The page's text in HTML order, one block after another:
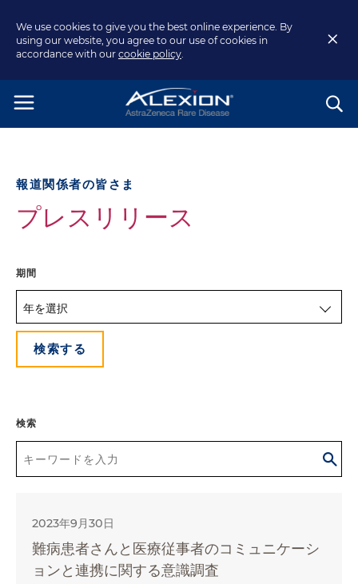
We use cookies to give you the best online experience. By
using our website, you agree to our use of cookies in
accordance with our cookie policy
報道関係者の皆さま
プレスリリース
期間
年を選択
検索
2023年9月30日
難病患者さんと医療従事者のコミュニケーシ
ョンと連携に関する意識調査